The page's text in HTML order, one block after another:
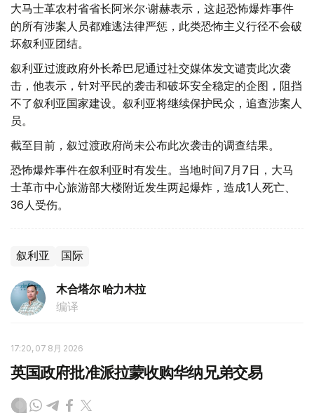
大马士革农村省省长阿米尔·谢赫表示，这起恐怖爆炸事件
的所有涉案人员都难逃法律严惩，此类恐怖主义行径不会破
坏叙利亚团结。
叙利亚过渡政府外长希巴尼通过社交媒体发文谴责此次袭
击，他表示，针对平民的袭击和破坏安全稳定的企图，阻挡
不了叙利亚国家建设。叙利亚将继续保护民众，追查涉案人
员。
截至目前，叙过渡政府尚未公布此次袭击的调查结果。
恐怖爆炸事件在叙利亚时有发生。当地时间7月7日，大马
士革市中心旅游部大楼附近发生两起爆炸，造成1人死亡、
36人受伤。
叙利亚 国际
木合塔尔 哈力木拉
编译
17:20, 07 8月 2026
英国政府批准派拉蒙收购华纳兄弟交易